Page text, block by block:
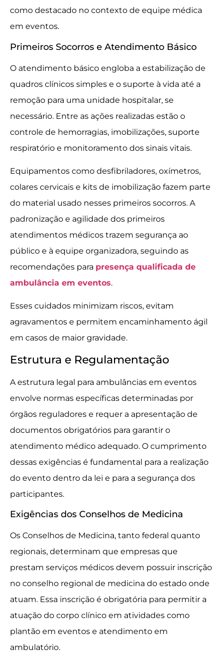
como destacado no contexto de equipe médica
em eventos.
Primeiros Socorros e Atendimento Básico
O atendimento básico engloba a estabilização de
quadros clínicos simples e o suporte à vida até a
remoção para uma unidade hospitalar, se
necessário. Entre as ações realizadas estão o
controle de hemorragias, imobilizações, suporte
respiratório e monitoramento dos sinais vitais.
Equipamentos como desfibriladores, oxímetros,
colares cervicais e kits de imobilização fazem parte
do material usado nesses primeiros socorros. A
padronização e agilidade dos primeiros
atendimentos médicos trazem segurança ao
público e à equipe organizadora, seguindo as
recomendações para presença qualificada de
ambulância em eventos.
Esses cuidados minimizam riscos, evitam
agravamentos e permitem encaminhamento ágil
em casos de maior gravidade.
Estrutura e Regulamentação
A estrutura legal para ambulâncias em eventos
envolve normas específicas determinadas por
órgãos reguladores e requer a apresentação de
documentos obrigatórios para garantir o
atendimento médico adequado. O cumprimento
dessas exigências é fundamental para a realização
do evento dentro da lei e para a segurança dos
participantes.
Exigências dos Conselhos de Medicina
Os Conselhos de Medicina, tanto federal quanto
regionais, determinam que empresas que
prestam serviços médicos devem possuir inscrição
no conselho regional de medicina do estado onde
atuam. Essa inscrição é obrigatória para permitir a
atuação do corpo clínico em atividades como
plantão em eventos e atendimento em
ambulatório.